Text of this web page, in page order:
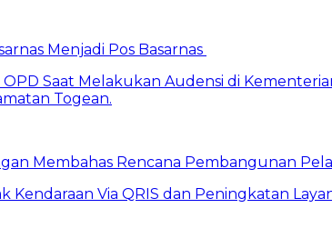
Menjadi Pos Basarnas
Membahas Rencana Pembangunan